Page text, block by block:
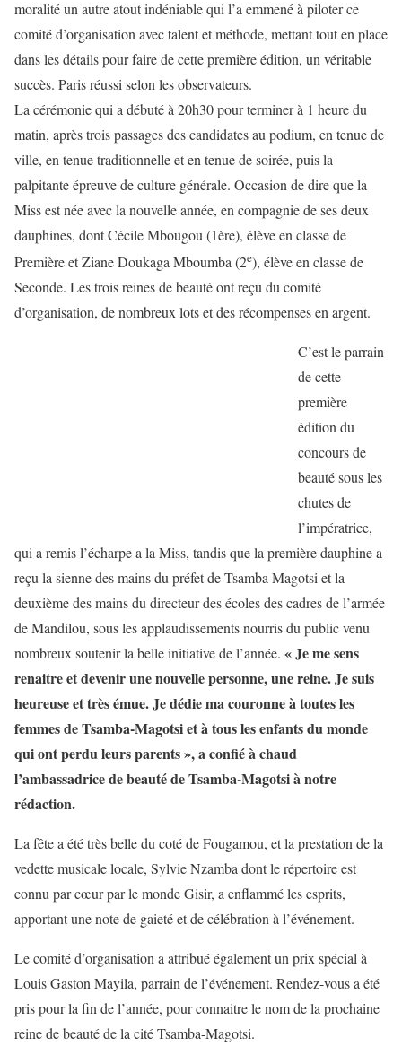
moralité un autre atout indéniable qui l’a emmené à piloter ce
comité d’organisation avec talent et méthode, mettant tout en place
dans les détails pour faire de cette première édition, un véritable
succès. Paris réussi selon les observateurs.
La cérémonie qui a débuté à 20h30 pour terminer à 1 heure du
matin, après trois passages des candidates au podium, en tenue de
ville, en tenue traditionnelle et en tenue de soirée, puis la
palpitante épreuve de culture générale. Occasion de dire que la
Miss est née avec la nouvelle année, en compagnie de ses deux
dauphines, dont Cécile Mbougou (1ère), élève en classe de
Première et Ziane Doukaga Mboumba (2e), élève en classe de
Seconde. Les trois reines de beauté ont reçu du comité
d’organisation, de nombreux lots et des récompenses en argent.
C’est le parrain
de cette
première
édition du
concours de
beauté sous les
chutes de
l’impératrice,
qui a remis l’écharpe a la Miss, tandis que la première dauphine a
reçu la sienne des mains du préfet de Tsamba Magotsi et la
deuxième des mains du directeur des écoles des cadres de l’armée
de Mandilou, sous les applaudissements nourris du public venu
nombreux soutenir la belle initiative de l’année. « Je me sens
renaitre et devenir une nouvelle personne, une reine. Je suis
heureuse et très émue. Je dédie ma couronne à toutes les
femmes de Tsamba-Magotsi et à tous les enfants du monde
qui ont perdu leurs parents », a confié à chaud
l’ambassadrice de beauté de Tsamba-Magotsi à notre
rédaction.
La fête a été très belle du coté de Fougamou, et la prestation de la
vedette musicale locale, Sylvie Nzamba dont le répertoire est
connu par cœur par le monde Gisir, a enflammé les esprits,
apportant une note de gaieté et de célébration à l’événement.
Le comité d’organisation a attribué également un prix spécial à
Louis Gaston Mayila, parrain de l’événement. Rendez-vous a été
pris pour la fin de l’année, pour connaitre le nom de la prochaine
reine de beauté de la cité Tsamba-Magotsi.